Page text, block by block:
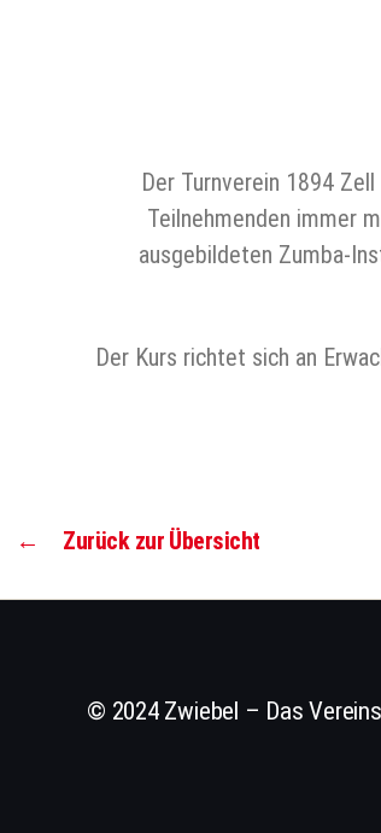
Der Turnverein 1894
Teilnehmenden immer
ausgebildeten Zumba-
Der Kurs richtet sich an
← Zurück zur Übersicht
© 2024 Zwiebel – Das